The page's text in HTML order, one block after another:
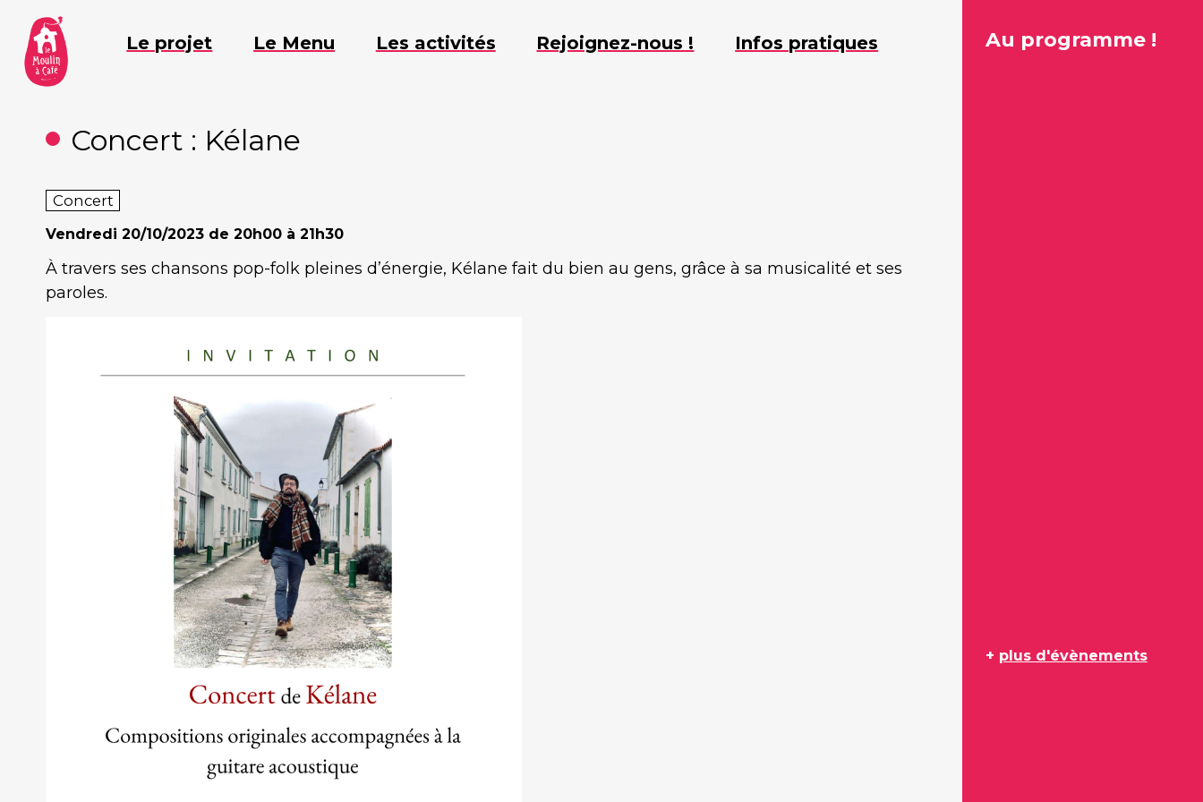
contenu
Le projet Le Menu Les activités Rejoignez-nous ! Infos pratiques
Concert : Kélane
Concert
Vendredi 20/10/2023 de 20h00 à 21h30
À travers ses chansons pop-folk pleines d’énergie, Kélane fait du bien au gens, grâce à sa musicalité et ses
paroles.
Au programme !
+ plus d'évènements